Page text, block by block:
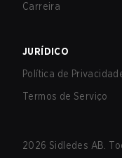
Carreira
JURÍDICO
Política de
Termos de Serviço
2026 Sidledes AB.